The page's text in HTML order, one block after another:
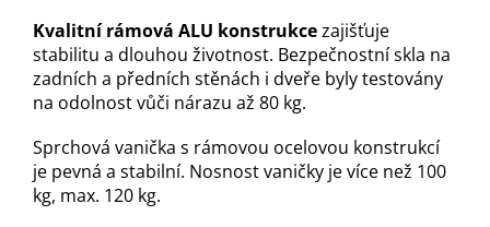
Kvalitní rámová ALU konstrukcezajišťuje
stabilitu a dlouhou životnost. Bezpečnostní skla na
zadních a předních stěnách i dveře byly testovány
na odolnost vůči nárazu až 80 kg.
Sprchová vanička s rámovou ocelovou konstrukcí
je pevná a stabilní. Nosnost vaničky je více než 100
kg, max. 120 kg.